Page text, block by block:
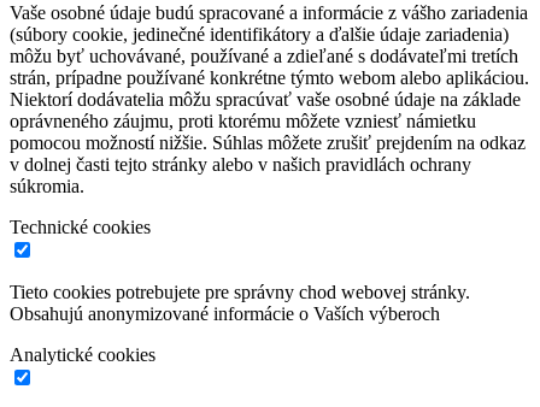
Vaše osobné údaje budú spracované a informácie z vášho zariadenia
(súbory cookie, jedinečné identifikátory a ďalšie údaje zariadenia)
môžu byť uchovávané, používané a zdieľané s dodávateľmi tretích
strán, prípadne používané konkrétne týmto webom alebo aplikáciou.
Niektorí dodávatelia môžu spracúvať vaše osobné údaje na základe
oprávneného záujmu, proti ktorému môžete vzniesť námietku
pomocou možností nižšie. Súhlas môžete zrušiť prejdením na odkaz
v dolnej časti tejto stránky alebo v našich pravidlách ochrany
súkromia.
Technické cookies
Tieto cookies potrebujete pre správny chod webovej stránky.
Obsahujú anonymizované informácie o Vaších výberoch
Analytické cookies